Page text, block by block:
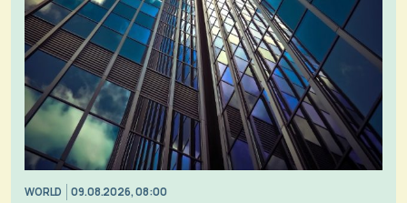
WORLD 09.08.2026, 08:00